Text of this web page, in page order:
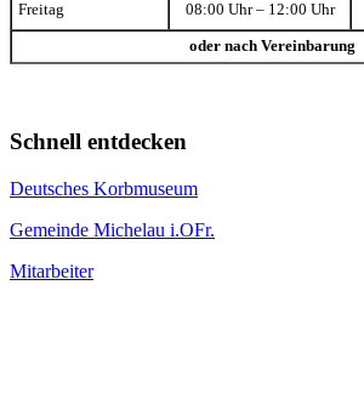
Freitag 08:00 Uhr – 12:00 Uhr
oder nach Vereinbarung
Schnell entdecken
Deutsches Korbmuseum
Gemeinde Michelau i.OFr.
Mitarbeiter